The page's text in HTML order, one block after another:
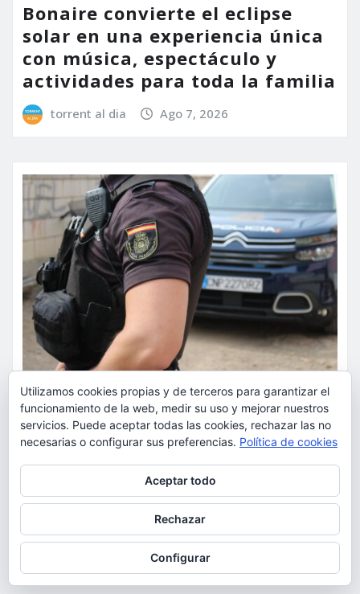
Bonaire convierte el eclipse
solar en una experiencia única
con música, espectáculo y
actividades para toda la familia
torrent al dia Ago 7, 2026
SUCESOS
La Policía Nacional detiene a
dos varones por cometer tres
robos con violencia en una
misma mañana
torrent al dia Ago 7, 2026
Utilizamos cookies propias y de terceros para garantizar el
funcionamiento de la web, medir su uso y mejorar nuestros
servicios. Puede aceptar todas las cookies, rechazar las no
necesarias o configurar sus preferencias. Política de cookies
Aceptar todo
Rechazar
Configurar
Para obtener más información, incluido cómo gestionar las cookies,